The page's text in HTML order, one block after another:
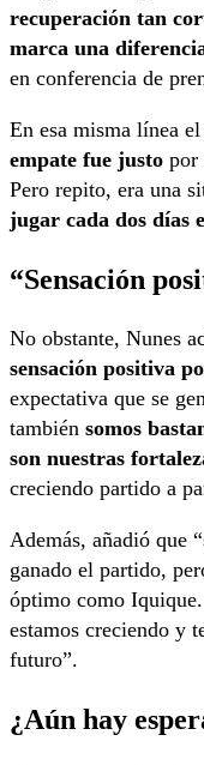
recuperación tan
marca una
en conferencia de
En esa misma línea
empate fue justo por
Pero repito, era una
jugar cada dos días
“Sensación
No obstante, Nunes
sensación positiva
expectativa que se
también somos
son nuestras
creciendo partido a
Además, añadió que
ganado el partido,
óptimo como
estamos creciendo y
futuro”.
¿Aún hay